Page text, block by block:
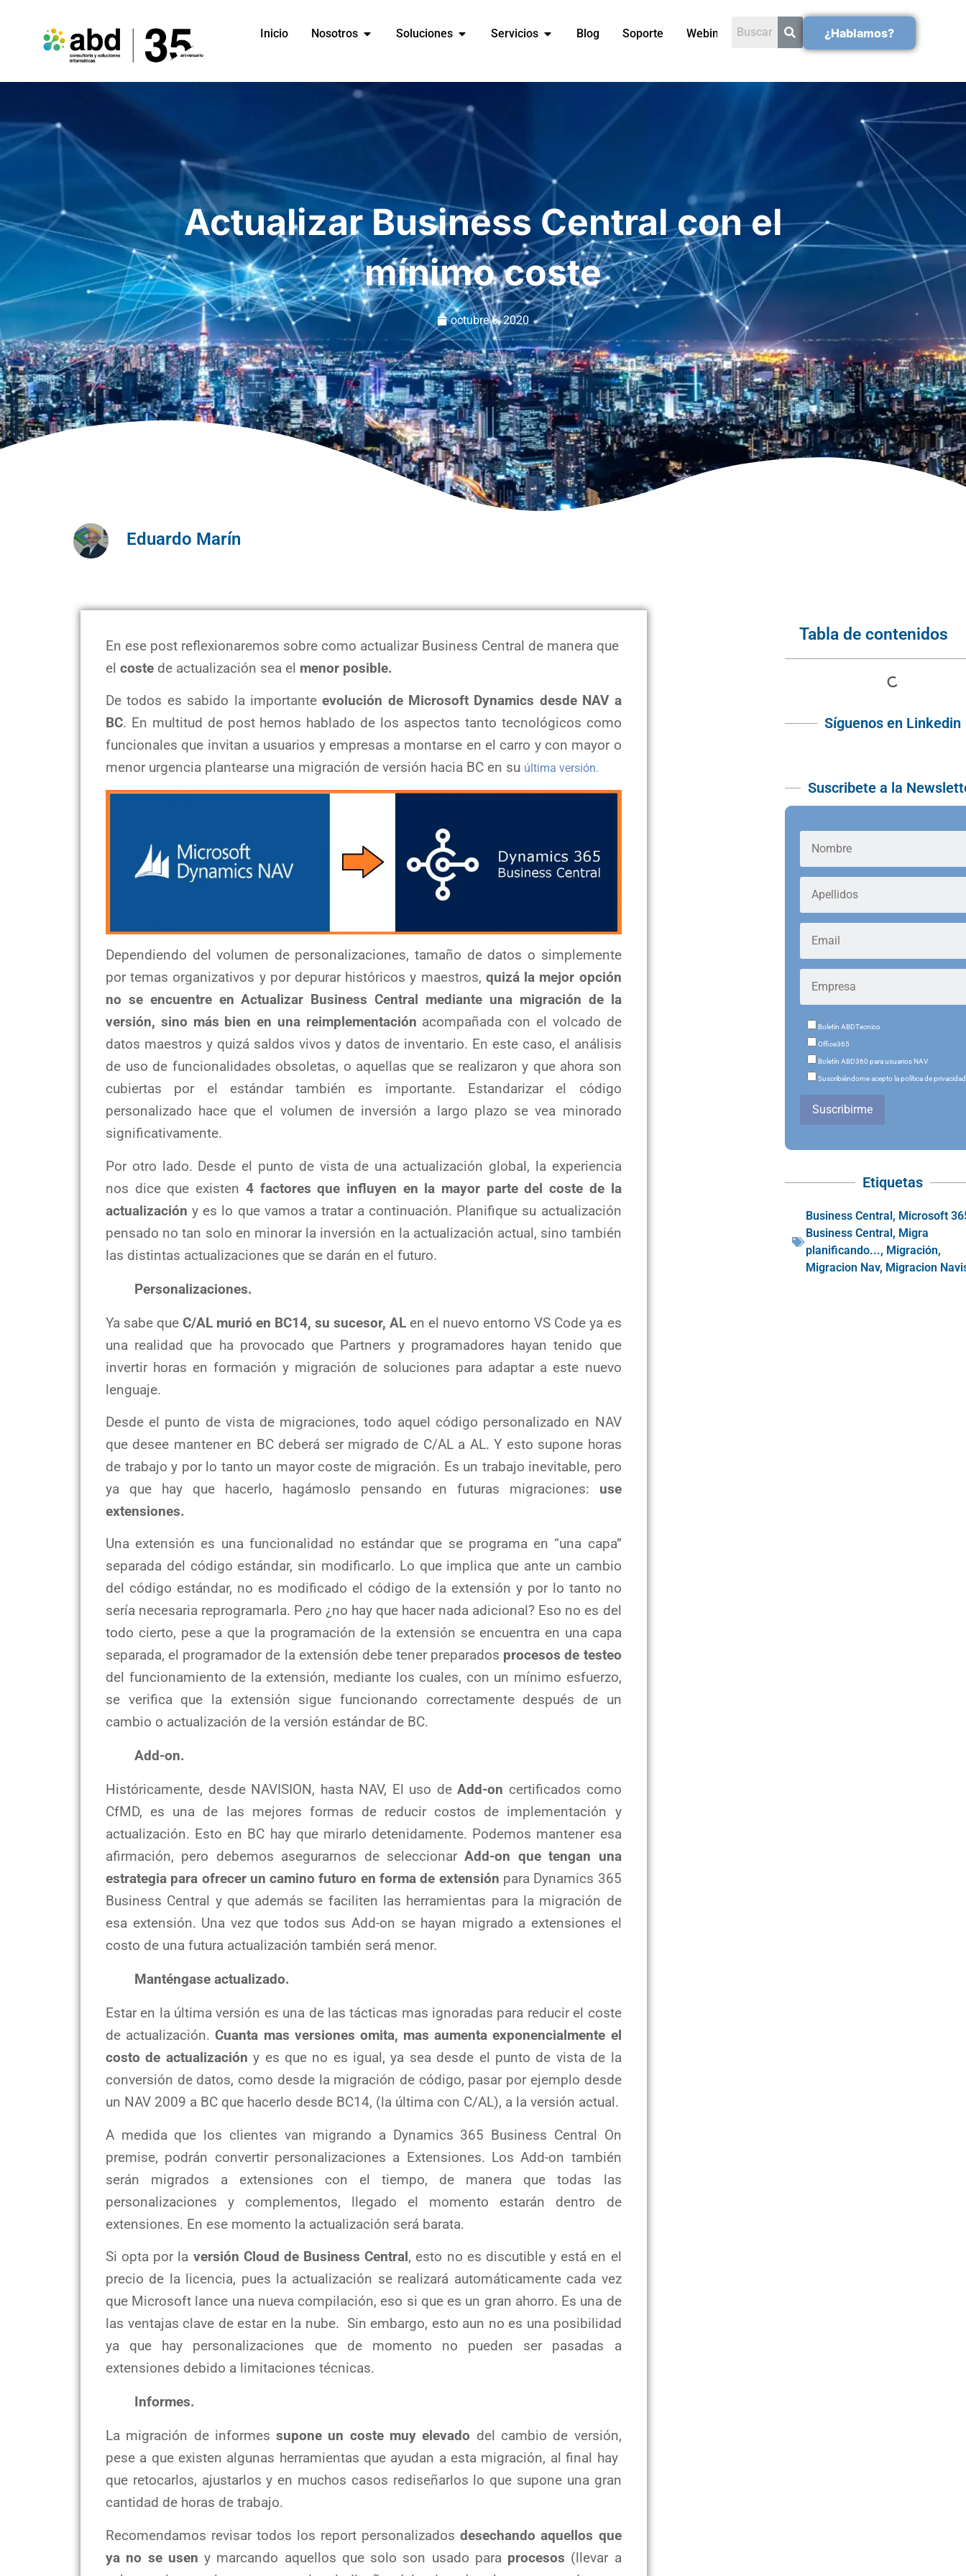
Inicio Nosotros Soluciones Servicios Blog Soporte Webinars ¿Hablamos?
Actualizar Business Central con el
mínimo coste
octubre 6, 2020
Eduardo Marín
En ese post reflexionaremos sobre como actualizar Business Central de manera que
el coste de actualización sea el menor posible.
De todos es sabido la importanteevolución de Microsoft Dynamics desde NAV a
BC. En multitud de post hemos hablado de los aspectos tanto tecnológicos como
funcionales que invitan a usuarios y empresas a montarse en el carro y con mayor o
menor urgencia plantearse una migración de versión hacia BC en su última versión.
Dependiendo del volumen de personalizaciones, tamaño de datos o simplemente
por temas organizativos y por depurar históricos y maestros, quizá la mejor opción
no se encuentre en Actualizar Business Central mediante una migración de la
versión, sino más bien en una reimplementación acompañada con el volcado de
datos maestros y quizá saldos vivos y datos de inventario. En este caso, el análisis
de uso de funcionalidades obsoletas, o aquellas que se realizaron y que ahora son
cubiertas por el estándar también es importante. Estandarizar el código
personalizado hace que el volumen de inversión a largo plazo se vea minorado
significativamente.
Por otro lado. Desde el punto de vista de una actualización global, la experiencia
nos dice que existen 4 factores que influyen en la mayor parte del coste de la
actualización y es lo que vamos a tratar a continuación. Planifique su actualización
pensado no tan solo en minorar la inversión en la actualización actual, sino también
las distintas actualizaciones que se darán en el futuro.
Personalizaciones.
Ya sabe queC/AL murió en BC14, su sucesor, AL en el nuevo entorno VS Code ya es
una realidad que ha provocado que Partners y programadores hayan tenido que
invertir horas en formación y migración de soluciones para adaptar a este nuevo
lenguaje.
Desde el punto de vista de migraciones, todo aquel código personalizado en NAV
que desee mantener en BC deberá ser migrado de C/AL a AL. Y esto supone horas
de trabajo y por lo tanto un mayor coste de migración. Es un trabajo inevitable, pero
ya que hay que hacerlo, hagámoslo pensando en futuras migraciones: use
extensiones.
Una extensión es una funcionalidad no estándar que se programa en “una capa”
separada del código estándar, sin modificarlo. Lo que implica que ante un cambio
del código estándar, no es modificado el código de la extensión y por lo tanto no
sería necesaria reprogramarla. Pero ¿no hay que hacer nada adicional? Eso no es del
todo cierto, pese a que la programación de la extensión se encuentra en una capa
separada, el programador de la extensión debe tener preparados procesos de testeo
del funcionamiento de la extensión, mediante los cuales, con un mínimo esfuerzo,
se verifica que la extensión sigue funcionando correctamente después de un
cambio o actualización de la versión estándar de BC.
Add-on.
Históricamente, desde NAVISION, hasta NAV, El uso deAdd-on certificados como
CfMD, es una de las mejores formas de reducir costos de implementación y
actualización. Esto en BC hay que mirarlo detenidamente. Podemos mantener esa
afirmación, pero debemos asegurarnos de seleccionarAdd-on que tengan una
estrategia para ofrecer un camino futuro en forma de extensión para Dynamics 365
Business Central y que además se faciliten las herramientas para la migración de
esa extensión. Una vez que todos sus Add-on se hayan migrado a extensiones el
costo de una futura actualización también será menor.
Manténgase actualizado.
Estar en la última versión es una de las tácticas mas ignoradas para reducir el coste
de actualización.Cuanta mas versiones omita, mas aumenta exponencialmente el
costo de actualización y es que no es igual, ya sea desde el punto de vista de la
conversión de datos, como desde la migración de código, pasar por ejemplo desde
un NAV 2009 a BC que hacerlo desde BC14, (la última con C/AL), a la versión actual.
A medida que los clientes van migrando a Dynamics 365 Business Central On
premise, podrán convertir personalizaciones a Extensiones. Los Add-on también
serán migrados a extensiones con el tiempo, de manera que todas las
personalizaciones y complementos, llegado el momento estarán dentro de
extensiones. En ese momento la actualización será barata.
Si opta por la versión Cloud de Business Central , esto no es discutible y está en el
precio de la licencia, pues la actualización se realizará automáticamente cada vez
que Microsoft lance una nueva compilación, eso si que es un gran ahorro. Es una de
las ventajas clave de estar en la nube. Sin embargo, esto aun no es una posibilidad
ya que hay personalizaciones que de momento no pueden ser pasadas a
extensiones debido a limitaciones técnicas.
Informes.
La migración de informessupone un coste muy elevado del cambio de versión,
pese a que existen algunas herramientas que ayudan a esta migración, al final hay
que retocarlos, ajustarlos y en muchos casos rediseñarlos lo que supone una gran
cantidad de horas de trabajo.
Recomendamos revisar todos los report personalizadosdesechando aquellos que
ya no se usen y marcando aquellos que solo son usado para procesos (llevar a
Tabla de contenidos
Síguenos en Linkedin
Suscribete a la
Boletín ABDTecnico
Office365
Boletín ABD360 para usuarios NAV
Suscribiéndome acepto la política de privacidad
Suscribirme
Etiquetas
Business Central, Microsoft
Business Central, Migra
planificando..., Migración,
Migracion Nav, Migracion